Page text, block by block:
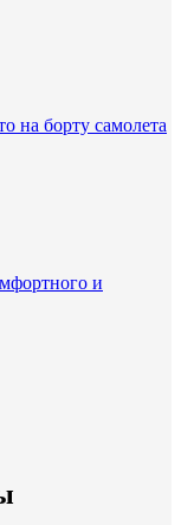
на борту самолета
и